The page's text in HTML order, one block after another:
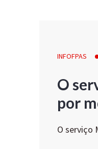
INFOFPAS
O
por
O serviço